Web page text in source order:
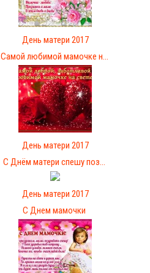
День матери 2017
Самой любимой мамочке н...
День матери 2017
С Днём матери спешу поз...
День матери 2017
С Днем мамочки